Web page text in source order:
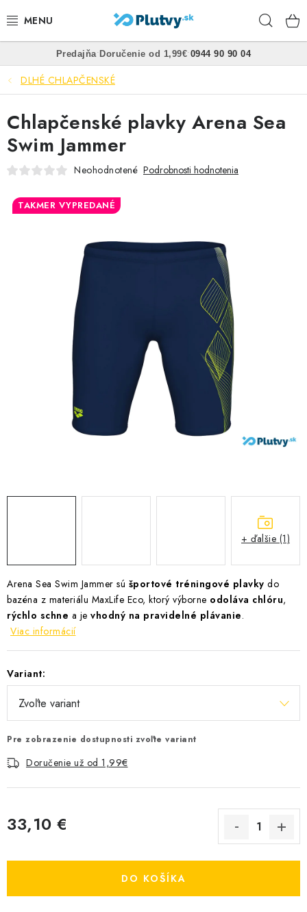
na
PLÁVANIE
ŠNORCHLOVANIE
FREEDIVING
SPEARFISHING
POTÁPANIE
VŠETKO PRE DETI
HRAČKY DO VODY
PODVODNÉ SKÚTRE
TAŠKY A VAKY
Predajňa• Doručenie od 1,99€• 0944 90 90 04
DLHÉ CHLAPČENSKÉ
Arena Sea Swim Jammer sú športové tréningové plavky do
bazéna z materiálu MaxLife Eco, ktorý výborne odoláva chlóru,
rýchlo schne a je vhodný na pravidelné plávanie.
Viac informácií
Variant:
Pre zobrazenie dostupnosti zvoľte variant
Doručenie už od 1,99€
33,10 €
DO KOŠÍKA
Chlapčenské plavky Arena Sea
Swim Jammer
Neohodnotené Podrobnosti hodnotenia
TAKMER VYPREDANÉ
+ ďalšie (1)